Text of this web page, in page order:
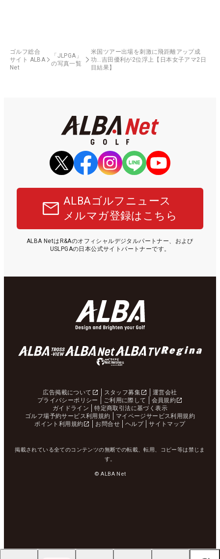
ゴルフ総合
サイト ALBA
Net
「JLPGA」
の写真一覧
米国ツアー出場を刺激に飛距離アップ成
功…吉田優利が2位浮上【日本女子アマ2日
目結果】
ALBAゴルフニュース
メルマガ登録はこちら
ALBA NetはR&Aのオフィシャルデジタルパートナー、および
USLPGAの日本公式サイトパートナーです。
広告掲載について スタッフ募集
運営会社
プライバシーポリシー
ご利用に際して
会員規約
ガイドライン
特定商取引法に基づく表示
ゴルフ場予約サービス利用規約
マイページサービス利用規約
ポイント利用規約
お問合せ ヘルプ サイトマップ
掲載されている全てのコンテンツの無断での転載、転用、コピー等は禁じま
す。
© ALBA Net